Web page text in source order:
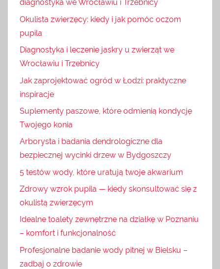
diagnostyka we Wrocławiu i Trzebnicy
Okulista zwierzęcy: kiedy i jak pomóc oczom
pupila
Diagnostyka i leczenie jaskry u zwierząt we
Wrocławiu i Trzebnicy
Jak zaprojektować ogród w Łodzi: praktyczne
inspiracje
Suplementy paszowe, które odmienią kondycję
Twojego konia
Arborysta i badania dendrologiczne dla
bezpiecznej wycinki drzew w Bydgoszczy
5 testów wody, które uratują twoje akwarium
Zdrowy wzrok pupila — kiedy skonsultować się z
okulistą zwierzęcym
Idealne toalety zewnętrzne na działkę w Poznaniu
– komfort i funkcjonalność
Profesjonalne badanie wody pitnej w Bielsku –
zadbaj o zdrowie